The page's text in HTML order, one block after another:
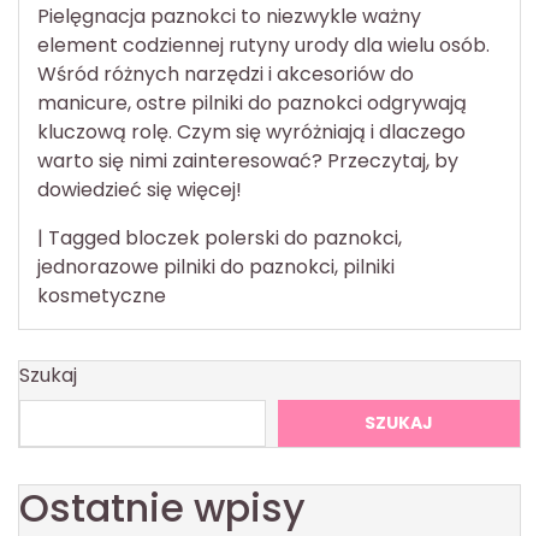
Pielęgnacja paznokci to niezwykle ważny
element codziennej rutyny urody dla wielu osób.
Wśród różnych narzędzi i akcesoriów do
manicure, ostre pilniki do paznokci odgrywają
kluczową rolę. Czym się wyróżniają i dlaczego
warto się nimi zainteresować? Przeczytaj, by
dowiedzieć się więcej!
| Tagged bloczek polerski do paznokci,
jednorazowe pilniki do paznokci, pilniki
kosmetyczne
Szukaj
SZUKAJ
Ostatnie wpisy